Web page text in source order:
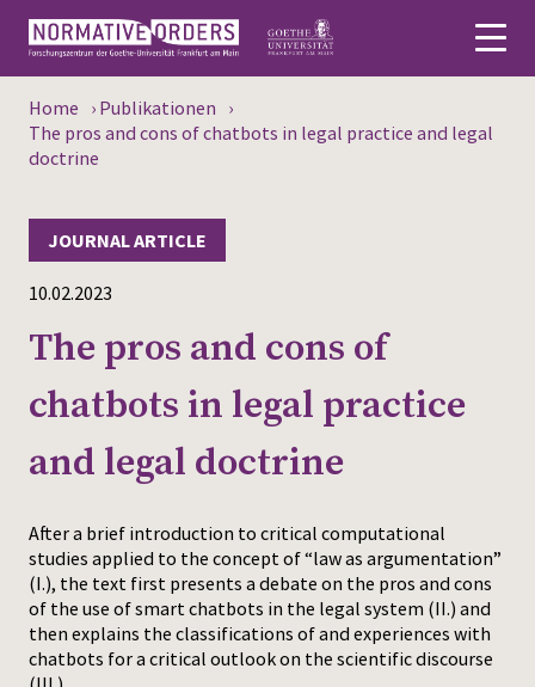
Deutsch
News
Persons
Research
Events
Publications
Media
Press
Home › Publikationen ›
The pros and cons of chatbots in legal practice and legal
doctrine
10.02.2023
JOURNAL ARTICLE
The pros and cons of
chatbots in legal practice
and legal doctrine
After a brief introduction to critical computational
studies applied to the concept of “law as argumentation”
(I.), the text first presents a debate on the pros and cons
of the use of smart chatbots in the legal system (II.) and
then explains the classifications of and experiences with
chatbots for a critical outlook on the scientific discourse